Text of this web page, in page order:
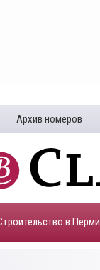
Архив номеров
в Перми